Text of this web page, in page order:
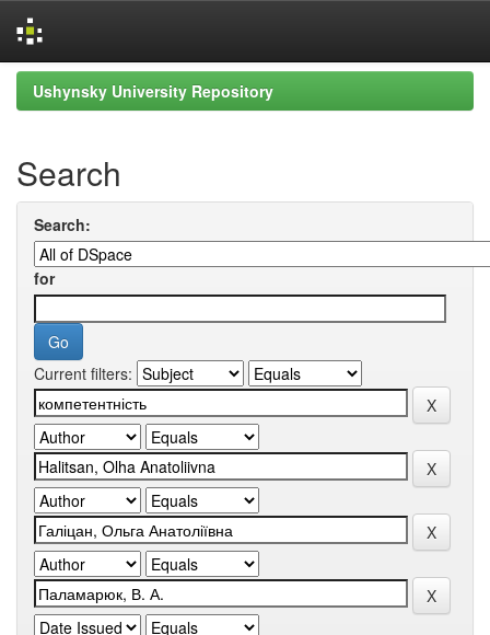
Skip
navigation
Ushynsky University Repository
Search
Search:
for
Current filters: